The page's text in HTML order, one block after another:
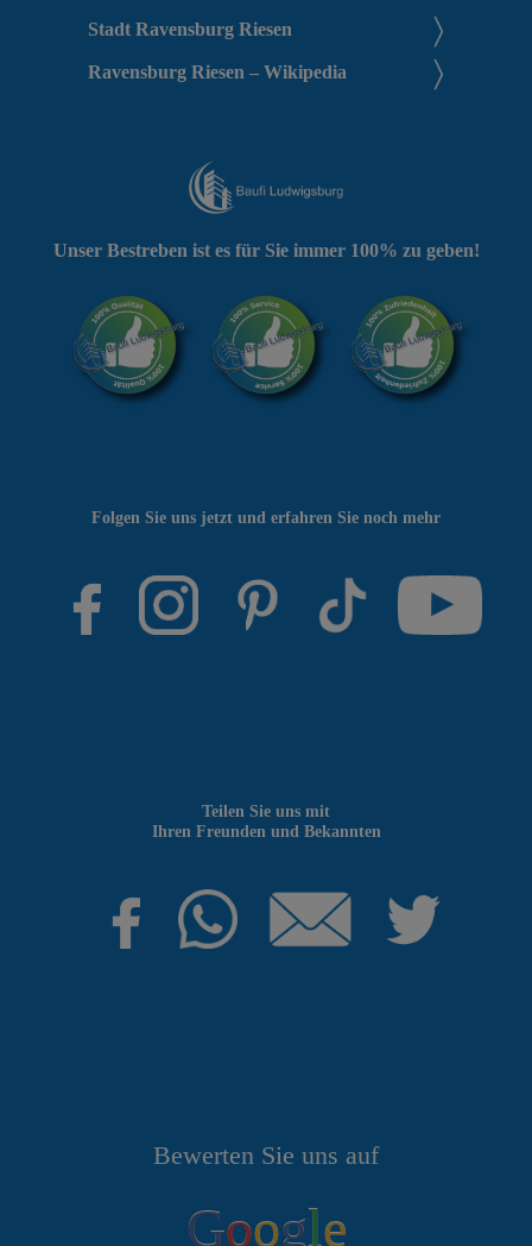
Stadt Ravensburg Riesen
Ravensburg Riesen – Wikipedia
Bewerten Sie uns auf
Google
Teilen Sie uns mit
Ihren Freunden und Bekannten
Folgen Sie uns jetzt und erfahren Sie noch mehr
Unser Bestreben ist es für Sie immer 100% zu geben!